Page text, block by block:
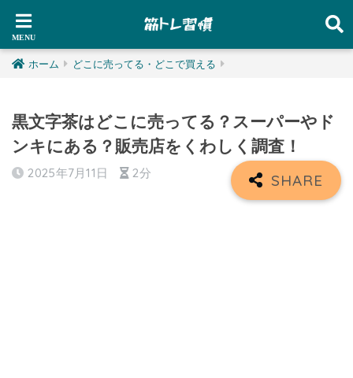
ホーム どこに売ってる・どこで買える
黒文字茶はどこに売ってる？スーパーやド
ンキにある？販売店をくわしく調査！
2025年7月11日 2分